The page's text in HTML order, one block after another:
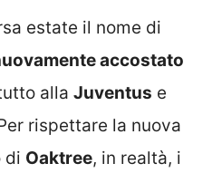
estate il nome di
accostato
alla Juventus e
rispettare la nuova
di Oaktree, in realtà, i